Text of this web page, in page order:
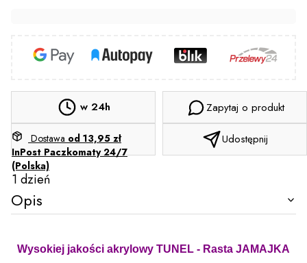
w 24h
Dostawa od 13,95 zł
InPost Paczkomaty 24/7
(Polska)
1 dzień
Zapytaj o produkt
Udostępnij
Opis
Wysokiej jakości akrylowy TUNEL - Rasta JAMAJKA